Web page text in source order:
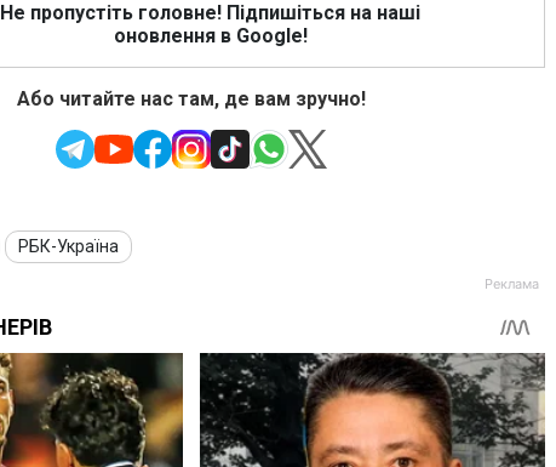
Не пропустіть головне! Підпишіться на наші
оновлення в Google!
Або читайте нас там, де вам зручно!
РБК-Україна